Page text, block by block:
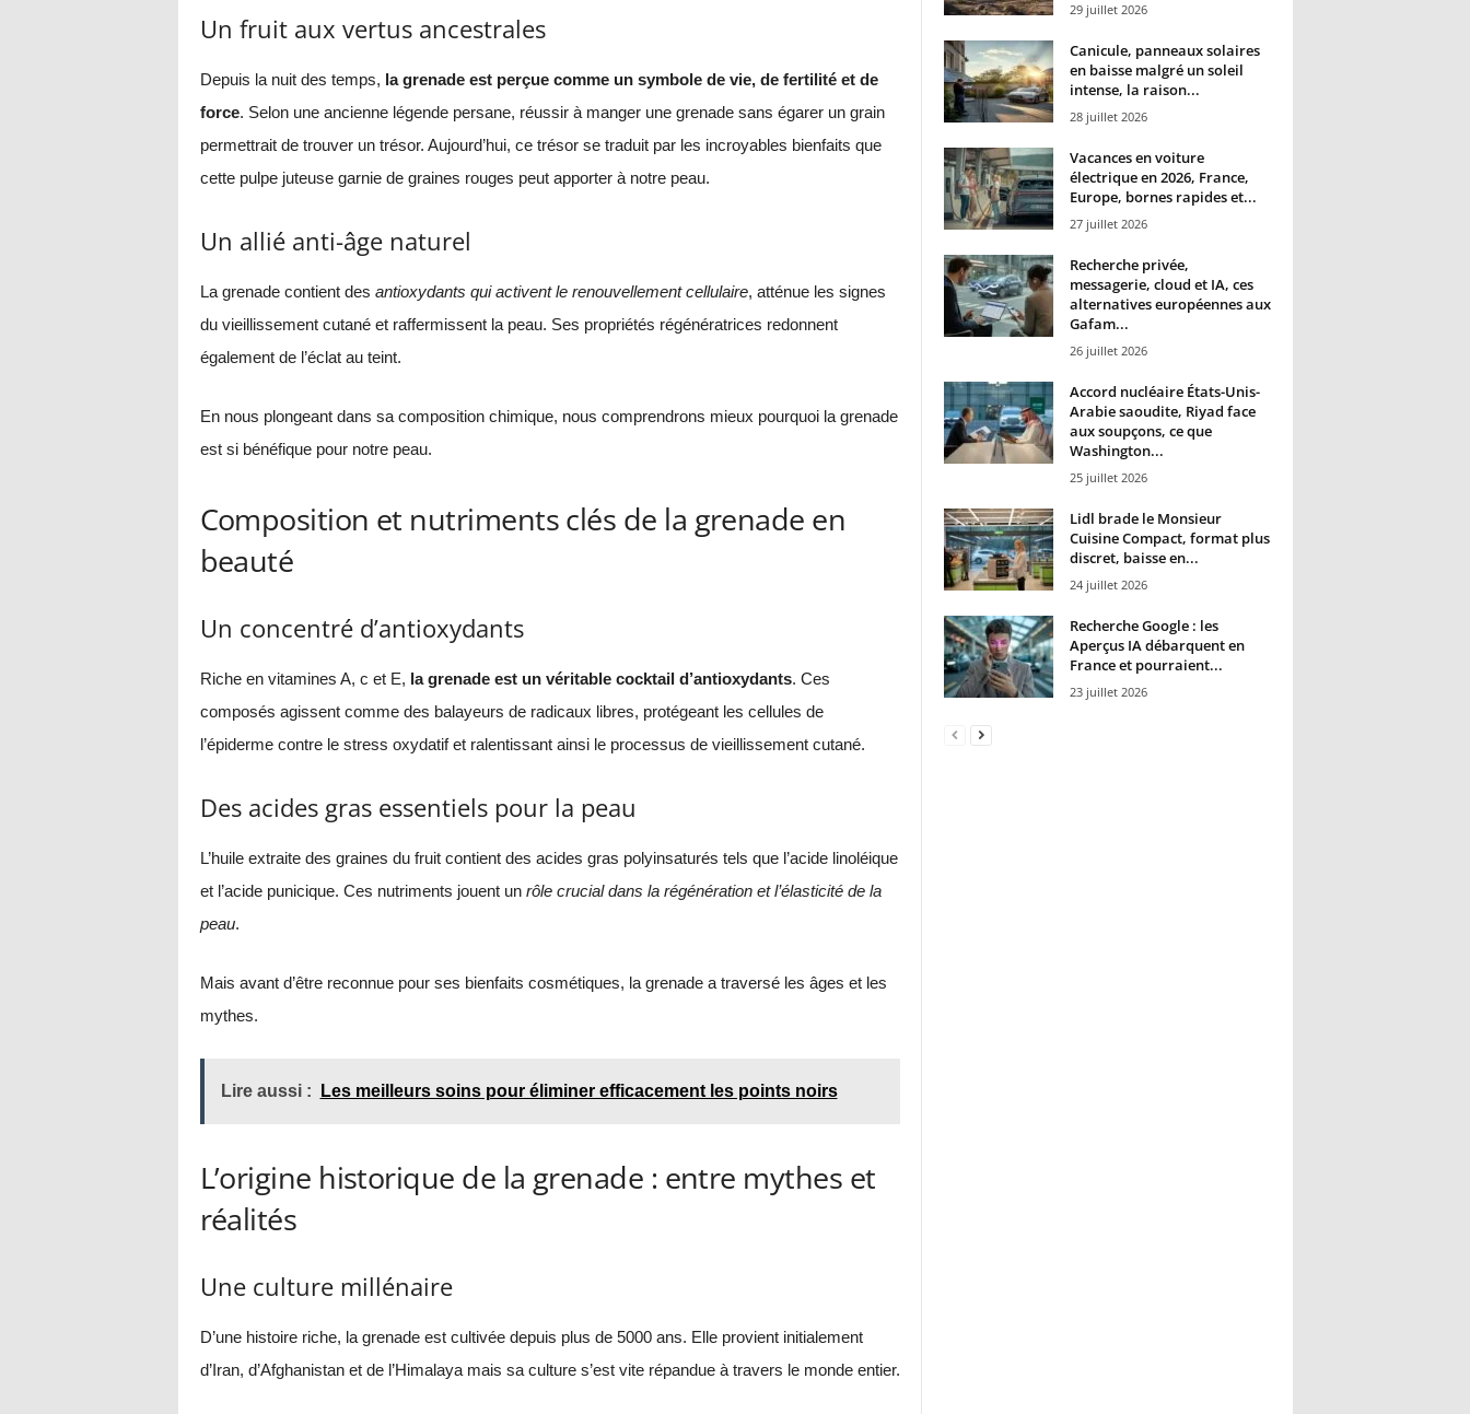
Un fruit aux vertus ancestrales
Depuis la nuit des temps, la grenade est perçue comme un symbole de vie, de fertilité et de
force. Selon une ancienne légende persane, réussir à manger une grenade sans égarer un grain
permettrait de trouver un trésor. Aujourd’hui, ce trésor se traduit par les incroyables bienfaits que
cette pulpe juteuse garnie de graines rouges peut apporter à notre peau.
Un allié anti-âge naturel
La grenade contient des antioxydants qui activent le renouvellement cellulaire, atténue les signes
du vieillissement cutané et raffermissent la peau. Ses propriétés régénératrices redonnent
également de l’éclat au teint.
En nous plongeant dans sa composition chimique, nous comprendrons mieux pourquoi la grenade
est si bénéfique pour notre peau.
Composition et nutriments clés de la grenade en
beauté
Un concentré d’antioxydants
Riche en vitamines A, c et E, la grenade est un véritable cocktail d’antioxydants. Ces
composés agissent comme des balayeurs de radicaux libres, protégeant les cellules de
l’épiderme contre le stress oxydatif et ralentissant ainsi le processus de vieillissement cutané.
Des acides gras essentiels pour la peau
L’huile extraite des graines du fruit contient des acides gras polyinsaturés tels que l’acide linoléique
et l’acide punicique. Ces nutriments jouent un rôle crucial dans la régénération et l’élasticité de la
peau.
Mais avant d’être reconnue pour ses bienfaits cosmétiques, la grenade a traversé les âges et les
mythes.
Lire aussi : Les meilleurs soins pour éliminer efficacement les points noirs
L’origine historique de la grenade : entre mythes et
réalités
Une culture millénaire
D’une histoire riche, la grenade est cultivée depuis plus de 5000 ans. Elle provient initialement
d’Iran, d’Afghanistan et de l’Himalaya mais sa culture s’est vite répandue à travers le monde entier.
29 juillet 2026
Canicule, panneaux solaires
en baisse malgré un soleil
intense, la raison...
28 juillet 2026
Vacances en voiture
électrique en 2026, France,
Europe, bornes rapides et...
27 juillet 2026
Recherche privée,
messagerie, cloud et IA, ces
alternatives européennes aux
Gafam...
26 juillet 2026
Accord nucléaire États-Unis-
Arabie saoudite, Riyad face
aux soupçons, ce que
Washington...
25 juillet 2026
Lidl brade le Monsieur
Cuisine Compact, format plus
discret, baisse en...
24 juillet 2026
Recherche Google : les
Aperçus IA débarquent en
France et pourraient...
23 juillet 2026